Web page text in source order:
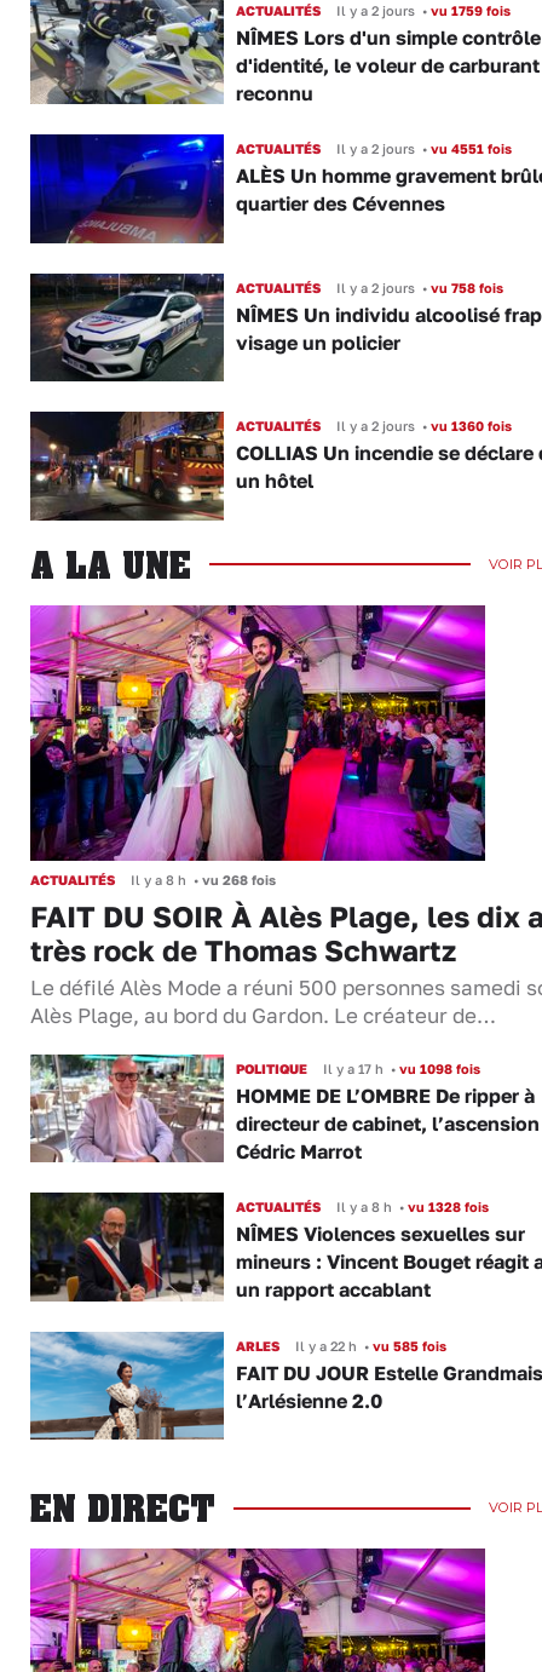
ACTUALITÉS Il y a 2 jours •vu 1759 fois
NÎMES Lors d'un simple contrôle
d'identité, le voleur de
reconnu
ACTUALITÉS Il y a 2 jours •vu 4551 fois
ALÈS Un homme gravement
quartier des Cévennes
ACTUALITÉS Il y a 2 jours •vu 758 fois
NÎMES Un individu alcoolisé
visage un policier
ACTUALITÉS Il y a 2 jours •vu 1360 fois
COLLIAS Un incendie se déclare
un hôtel
A LA UNE VOIR
ACTUALITÉS Il y a 8 h • vu 268 fois
FAIT DU SOIR À Alès Plage, les dix
très rock de Thomas Schwartz
Le défilé Alès Mode a réuni 500 personnes samedi
Alès Plage, au bord du Gardon. Le créateur de…
POLITIQUE Il y a 17 h •vu 1098 fois
HOMME DE L’OMBRE De ripper à
directeur de cabinet,
Cédric Marrot
ACTUALITÉS Il y a 8 h •vu 1328 fois
NÎMES Violences sexuelles sur
mineurs : Vincent Bouget réagit
un rapport accablant
ARLES Il y a 22 h •vu 585 fois
FAIT DU JOUR Estelle
l’Arlésienne 2.0
EN DIRECT VOIR